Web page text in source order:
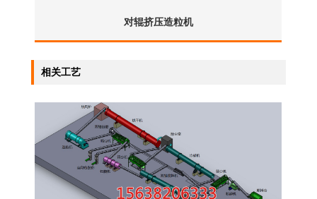
对辊挤压造粒机
相关工艺